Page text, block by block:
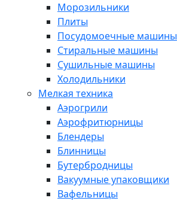
Морозильники
Плиты
Посудомоечные машины
Стиральные машины
Сушильные машины
Холодильники
Мелкая техника
Аэрогрили
Аэрофритюрницы
Блендеры
Блинницы
Бутербродницы
Вакуумные упаковщики
Вафельницы